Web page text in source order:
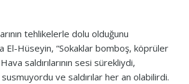
tehlikelerle dolu olduğunu
El-Hüseyin, “Sokaklar bomboş, köprüler
saldırılarının sesi sürekliydi,
ve saldırılar her an olabilirdi.